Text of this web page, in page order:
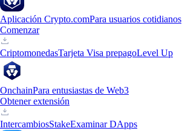
Aplicación Crypto.comPara usuarios cotidianos
Comenzar
CriptomonedasTarjeta Visa prepagoLevel Up
OnchainPara entusiastas de Web3
Obtener extensión
IntercambiosStakeExaminar DApps